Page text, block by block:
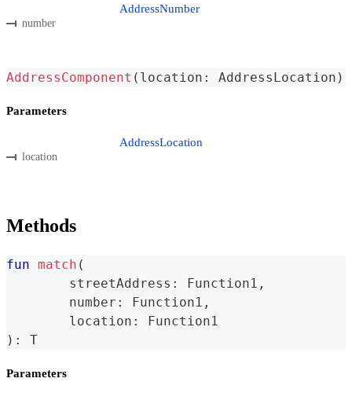
number
AddressNumber
AddressComponent ( location : AddressLocation )
Parameters
location
AddressLocation
Methods
fun match (
	streetAddress
: Function1 ,
	number
: Function1 ,
	location
:
Function1
) : T
Parameters